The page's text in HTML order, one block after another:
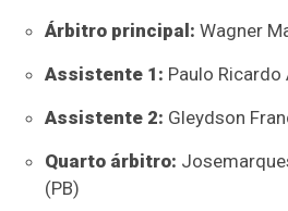
Árbitro principal: Wagner
Assistente 1: Paulo Ricardo
Assistente 2: Gleydson
Quarto árbitro:
(PB)